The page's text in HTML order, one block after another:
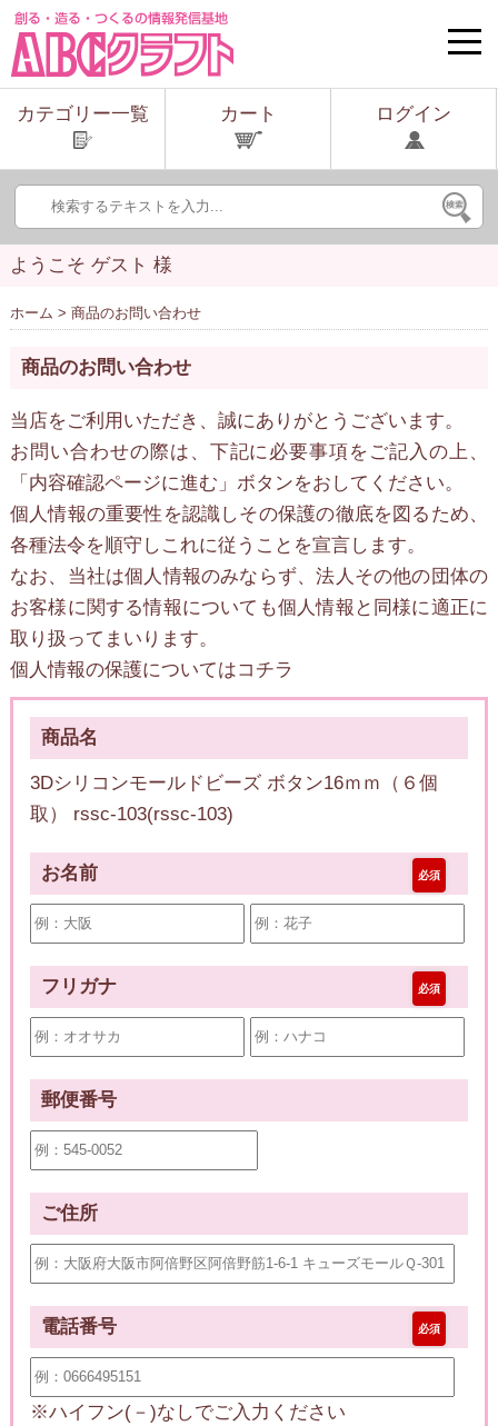
toggle
カテゴリー一覧
カート ログイン
ようこそ ゲスト 様
ホーム > 商品のお問い合わせ
商品のお問い合わせ
当店をご利用いただき、誠にありがとうございます。
お問い合わせの際は、下記に必要事項をご記入の上、
「内容確認ページに進む」ボタンをおしてください。
個人情報の重要性を認識しその保護の徹底を図るため、
各種法令を順守しこれに従うことを宣言します。
なお、当社は個人情報のみならず、法人その他の団体の
お客様に関する情報についても個人情報と同様に適正に
取り扱ってまいります。
個人情報の保護についてはコチラ
商品名
3Dシリコンモールドビーズ ボタン16ｍｍ（６個
取） rssc-103(rssc-103)
お名前 必須
フリガナ 必須
郵便番号
ご住所
電話番号 必須
※ハイフン(－)なしでご入力ください